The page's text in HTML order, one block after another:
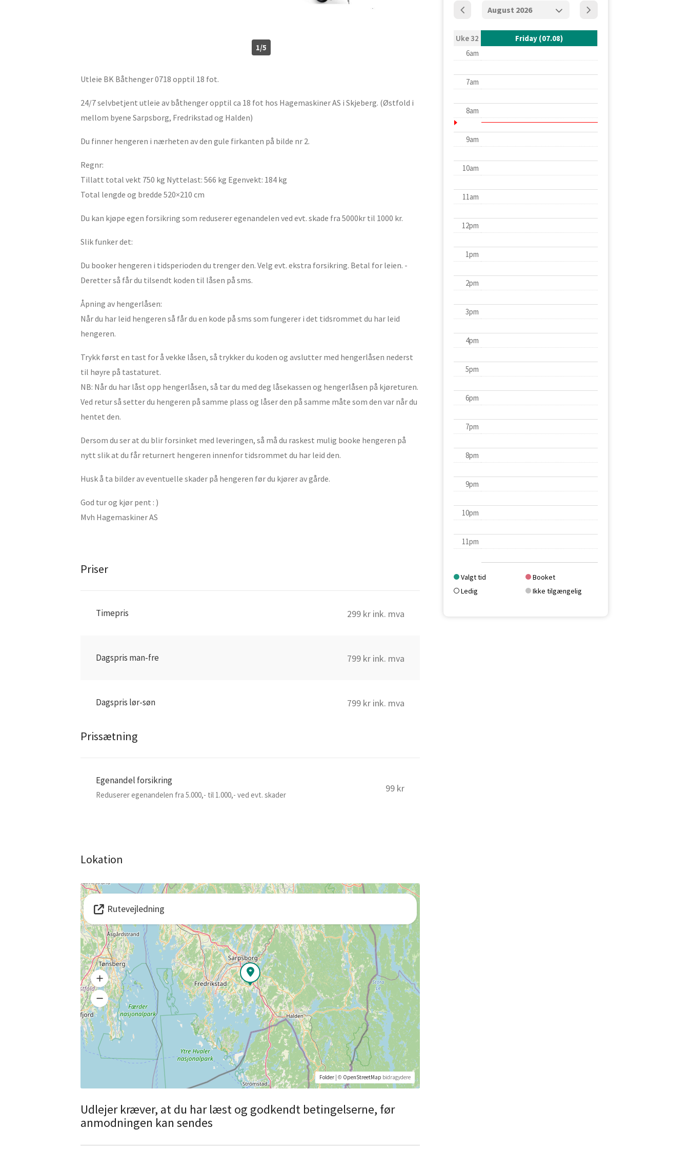
Uke 32
Friday (07.08)
6am
7am
8am
9am
10am
11am
12pm
1pm
2pm
3pm
4pm
5pm
6pm
7pm
8pm
9pm
10pm
11pm
Valgt tid
Booket
Ledig
Ikke tilgængelig
1/5
Utleie BK Båthenger 0718 opptil 18 fot.
24/7 selvbetjent utleie av båthenger opptil ca 18 fot hos Hagemaskiner AS i Skjeberg. (Østfold i
mellom byene Sarpsborg, Fredrikstad og Halden)
Du finner hengeren i nærheten av den gule firkanten på bilde nr 2.
Regnr:
Tillatt total vekt 750 kg Nyttelast: 566 kg Egenvekt: 184 kg
Total lengde og bredde 520×210 cm
Du kan kjøpe egen forsikring som reduserer egenandelen ved evt. skade fra 5000kr til 1000 kr.
Slik funker det:
Du booker hengeren i tidsperioden du trenger den. Velg evt. ekstra forsikring. Betal for leien. -
Deretter så får du tilsendt koden til låsen på sms.
Åpning av hengerlåsen:
Når du har leid hengeren så får du en kode på sms som fungerer i det tidsrommet du har leid
hengeren.
Trykk først en tast for å vekke låsen, så trykker du koden og avslutter med hengerlåsen nederst
til høyre på tastaturet.
NB: Når du har låst opp hengerlåsen, så tar du med deg låsekassen og hengerlåsen på kjøreturen.
Ved retur så setter du hengeren på samme plass og låser den på samme måte som den var når du
hentet den.
Dersom du ser at du blir forsinket med leveringen, så må du raskest mulig booke hengeren på
nytt slik at du får returnert hengeren innenfor tidsrommet du har leid den.
Husk å ta bilder av eventuelle skader på hengeren før du kjører av gårde.
God tur og kjør pent : )
Mvh Hagemaskiner AS
Priser
Timepris 299 kr ink. mva
Dagspris man-fre 799 kr ink. mva
Dagspris lør-søn 799 kr ink. mva
Prissætning
Egenandel forsikring
Reduserer egenandelen fra 5.000,- til 1.000,- ved evt. skader
99 kr
Lokation
Folder| © OpenStreetMap bidragydere
Rutevejledning
Udlejer kræver, at du har læst og godkendt betingelserne, før
anmodningen kan sendes